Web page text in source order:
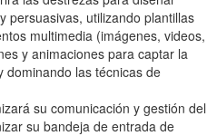
persuasivas, utilizando plantillas
multimedia (imágenes, videos,
y animaciones para captar la
dominando las técnicas de
su comunicación y gestión del
su bandeja de entrada de